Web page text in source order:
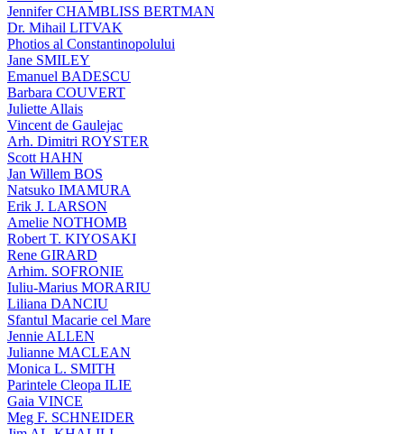
Jennifer CHAMBLISS BERTMAN
Dr. Mihail LITVAK
Photios al Constantinopolului
Jane SMILEY
Emanuel BADESCU
Barbara COUVERT
Juliette Allais
Vincent de Gaulejac
Arh. Dimitri ROYSTER
Scott HAHN
Jan Willem BOS
Natsuko IMAMURA
Erik J. LARSON
Amelie NOTHOMB
Robert T. KIYOSAKI
Rene GIRARD
Arhim. SOFRONIE
Iuliu-Marius MORARIU
Liliana DANCIU
Sfantul Macarie cel Mare
Jennie ALLEN
Julianne MACLEAN
Monica L. SMITH
Parintele Cleopa ILIE
Gaia VINCE
Meg F. SCHNEIDER